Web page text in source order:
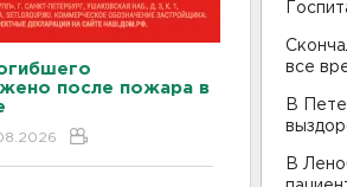
после пожара в
все
В
В